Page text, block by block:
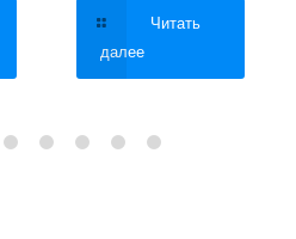
Читать
далее